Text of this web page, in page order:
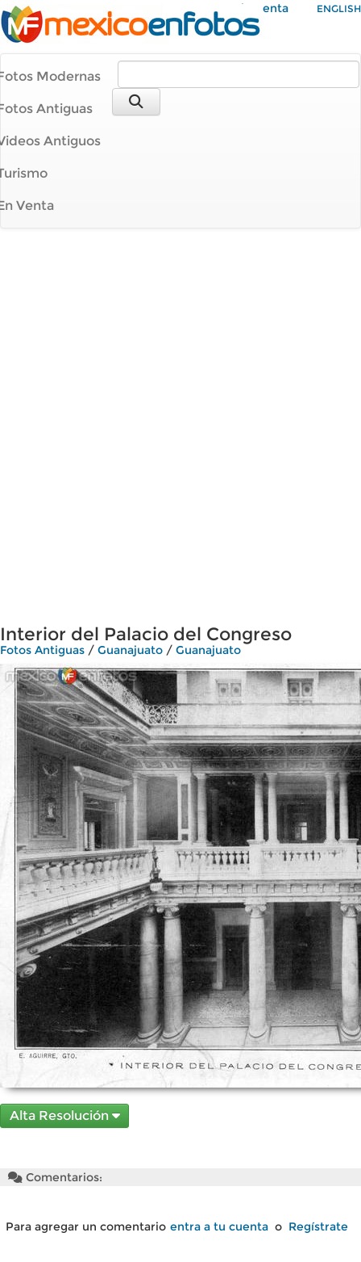
Mi Cuenta ENGLISH
Modernas
Antiguas
Antiguos
Venta
Interior del Palacio del Congreso
Fotos Antiguas / Guanajuato / Guanajuato
Alta Resolución
Comentarios:
Para agregar un comentario entra a tu cuenta o Regístrate